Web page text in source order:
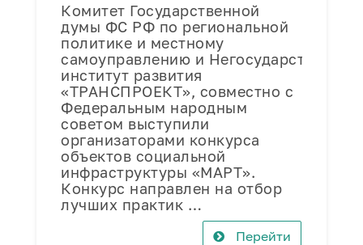
Комитет Государственной
думы ФС РФ по региональной
политике и местному
самоуправлению и Негосударственный
институт развития
«ТРАНСПРОЕКТ», совместно с
Федеральным народным
советом выступили
организаторами конкурса
объектов социальной
инфраструктуры «МАРТ».
Конкурс направлен на отбор
лучших практик …
Перейти